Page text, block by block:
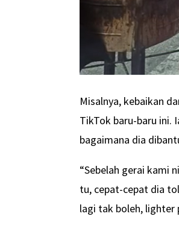
Misalnya, kebaikan
TikTok baru-baru ini.
bagaimana dia
“Sebelah gerai kami
tu, cepat-cepat dia
lagi tak boleh, lighter